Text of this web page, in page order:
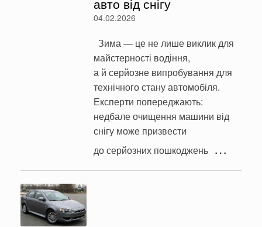
04.02.2026
Зима — це не лише виклик для
майстерності водіння,
а й серйозне випробування для
технічного стану автомобіля.
Експерти попереджають:
недбале очищення машини від
снігу може призвести
до серйозних пошкоджень …